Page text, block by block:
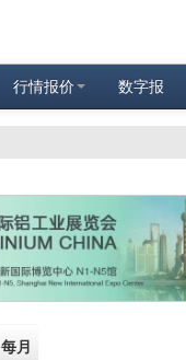
行情报价 数字报
每月